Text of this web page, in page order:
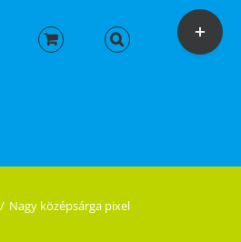
Nagy középsárga pixel
Toggle
Sliding
Bar